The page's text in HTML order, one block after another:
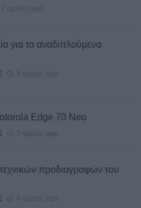
2 ημέρες ago
για τα αναδιπλούμενα
3 ημέρες ago
Edge 70 Neo
3 ημέρες ago
προδιαγραφών του
4 ημέρες ago